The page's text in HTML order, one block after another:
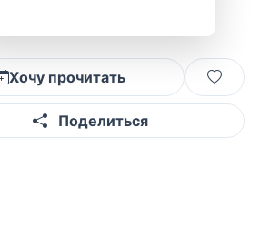
Хочу прочитать
Поделиться